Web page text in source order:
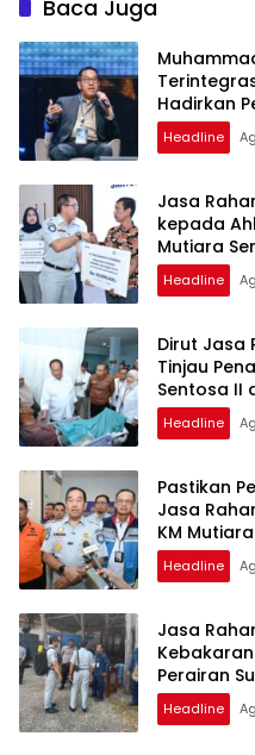
Baca Juga
Hadirkan
Masyarakat
Headline
Jasa
kepada
Mutiara
Headline
Dirut Jasa
Tinjau
Sentosa II
Headline
Pastikan
Jasa
KM
Headline
Jasa
Perairan
Headline